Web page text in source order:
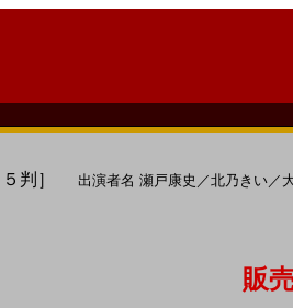
判］ 出演者名 瀬戸康史 ／北乃きい／
販